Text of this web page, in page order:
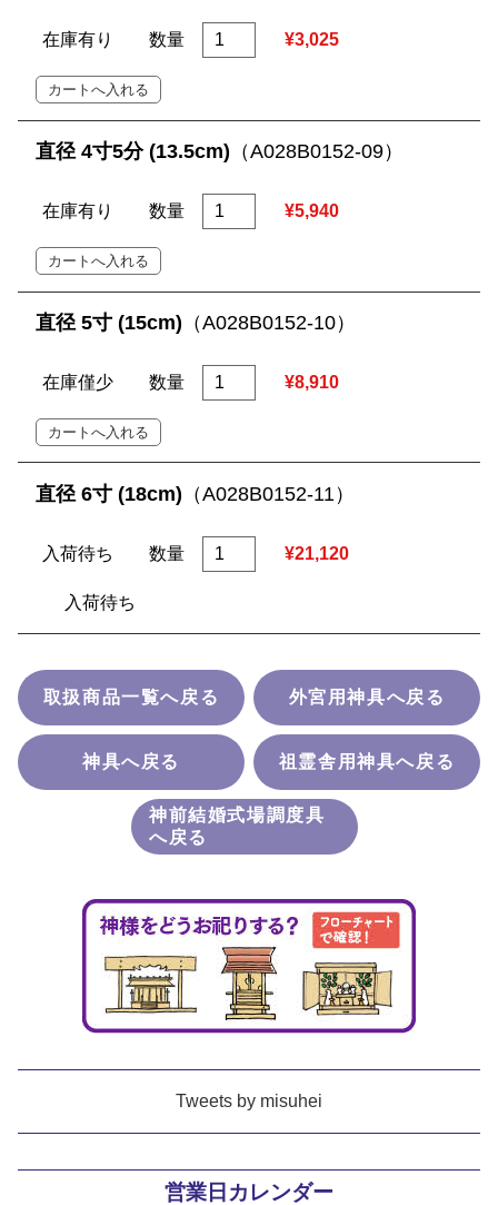
Tweets by misuhei
営業日カレンダー
在庫有り 数量 ¥3,025
直径 4寸5分 (13.5cm) （A028B0152-09）
在庫有り 数量 ¥5,940
直径 5寸 (15cm) （A028B0152-10）
在庫僅少 数量 ¥8,910
直径 6寸 (18cm) （A028B0152-11）
入荷待ち 数量 ¥21,120
入荷待ち
取扱商品一覧へ戻る 外宮用神具へ戻る
神具へ戻る 祖霊舎用神具へ戻る
神前結婚式場調度具
へ戻る